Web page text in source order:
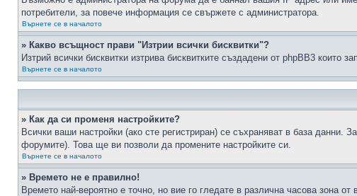
потребители, за повече информация се свържете с администратора.
Върнете се в началото
» Какво всъщност прави "Изтрии всички бисквитки"?
Изтрий всички бисквитки изтрива бисквитките създадени от phpBB3 които
Върнете се в началото
» Как да си променя настройките?
Всички ваши настройки (ако сте регистриран) се съхраняват в база данни.
форумите). Това ще ви позволи да промените настройките си.
Върнете се в началото
» Времето не е правилно!
Времето най-вероятно е точно, но вие го гледате в различна часова зона